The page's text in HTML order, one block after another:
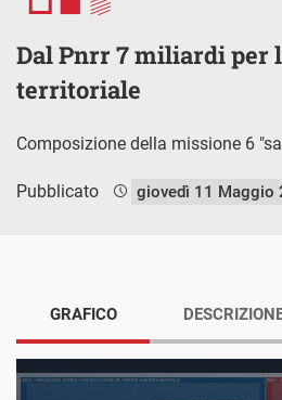
Dal Pnrr 7 miliardi per
territoriale
Composizione della missione 6
Pubblicato giovedì 11 Maggio
GRAFICO